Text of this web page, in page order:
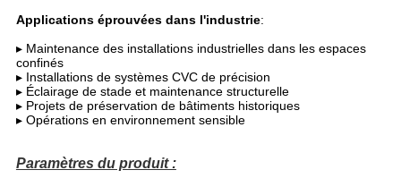
Applications éprouvées dans l'industrie:
▸ Maintenance des installations industrielles dans les espaces
confinés
▸ Installations de systèmes CVC de précision
▸ Éclairage de stade et maintenance structurelle
▸ Projets de préservation de bâtiments historiques
▸ Opérations en environnement sensible
Paramètres du produit :